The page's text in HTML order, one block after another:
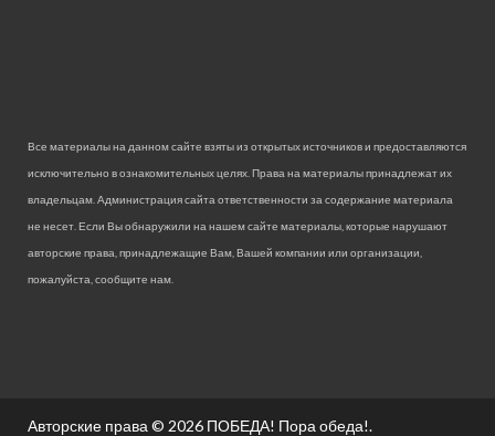
Все материалы на данном сайте взяты из открытых источников и предоставляются
исключительно в ознакомительных целях. Права на материалы принадлежат их
владельцам. Администрация сайта ответственности за содержание материала
не несет. Если Вы обнаружили на нашем сайте материалы, которые нарушают
авторские права, принадлежащие Вам, Вашей компании или организации,
пожалуйста, сообщите нам.
Авторские права © 2026 ПОБЕДА! Пора обеда!.